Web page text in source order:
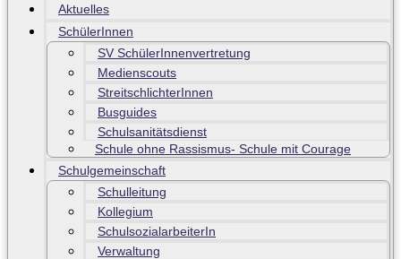
Aktuelles
SchülerInnen
SV SchülerInnenvertretung
Medienscouts
StreitschlichterInnen
Busguides
Schulsanitätsdienst
Schule ohne Rassismus- Schule mit Courage
Schulgemeinschaft
Schulleitung
Kollegium
SchulsozialarbeiterIn
Verwaltung